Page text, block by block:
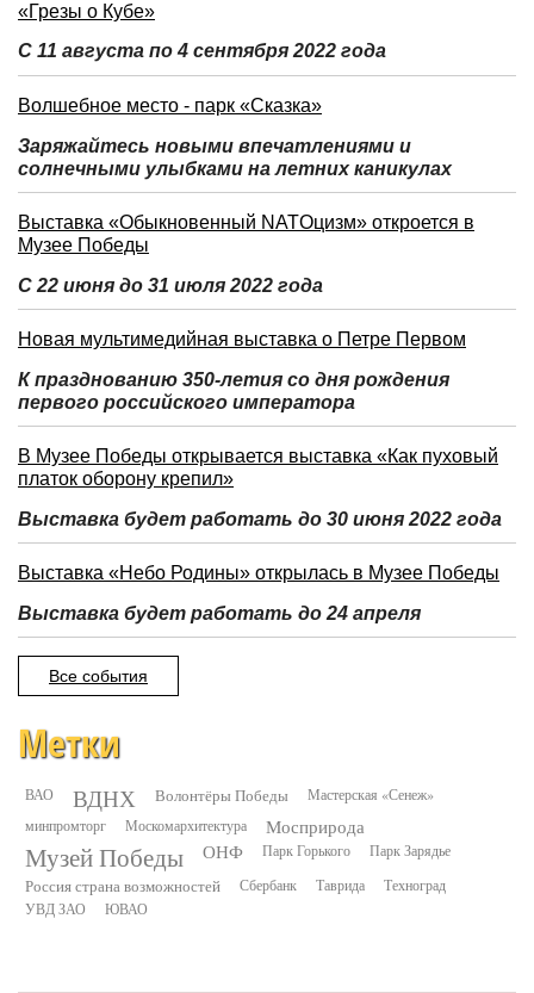
«Грезы о Кубе»
С 11 августа по 4 сентября 2022 года
Волшебное место - парк «Сказка»
Заряжайтесь новыми впечатлениями и
солнечными улыбками на летних каникулах
Выставка «Обыкновенный NATOцизм» откроется в
Музее Победы
С 22 июня до 31 июля 2022 года
Новая мультимедийная выставка о Петре Первом
К празднованию 350-летия со дня рождения
первого российского императора
В Музее Победы открывается выставка «Как пуховый
платок оборону крепил»
Выставка будет работать до 30 июня 2022 года
Выставка «Небо Родины» открылась в Музее Победы
Выставка будет работать до 24 апреля
Все события
Метки
ВАО ВДНХ Волонтёры Победы
Мастерская «Сенеж»
минпромторг
Москомархитектура Мосприрода
Музей Победы ОНФ Парк Горького Парк Зарядье
Россия страна возможностей Сбербанк Таврида
Техноград
УВД ЗАО
ЮВАО